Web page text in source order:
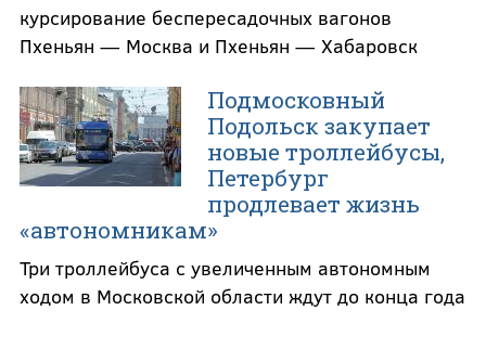
курсирование беспересадочных вагонов
Пхеньян — Москва и Пхеньян — Хабаровск
Подмосковный
Подольск закупает
новые троллейбусы,
Петербург
продлевает жизнь
«автономникам»
Три троллейбуса с увеличенным автономным
ходом в Московской области ждут до конца года